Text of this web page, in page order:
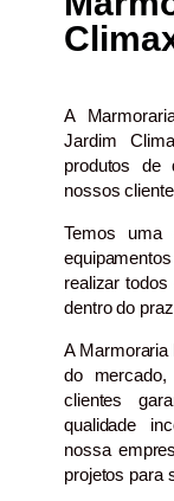
A
Jardim
produtos de
nossos
Temos uma
realizar
dentro do
A
do
clientes
qualidade
nossa
projetos para